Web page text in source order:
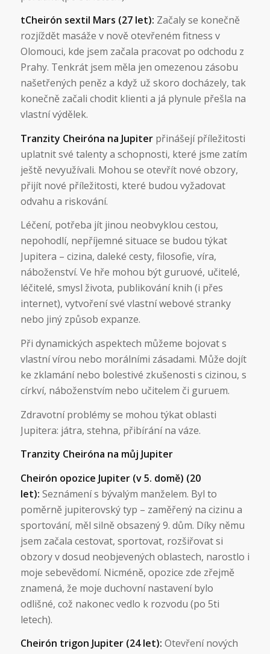
tCheirón sextil Mars (27 let): Začaly se konečně
rozjíždět masáže v nově otevřeném fitness v
Olomouci, kde jsem začala pracovat po odchodu z
Prahy. Tenkrát jsem měla jen omezenou zásobu
našetřených peněz a když už skoro docházely, tak
konečně začali chodit klienti a já plynule přešla na
vlastní výdělek.
Tranzity Cheiróna na Jupiterpřinášejí příležitosti
uplatnit své talenty a schopnosti, které jsme zatím
ještě nevyužívali. Mohou se otevřít nové obzory,
přijít nové příležitosti, které budou vyžadovat
odvahu a riskování.
Léčení, potřeba jít jinou neobvyklou cestou,
nepohodlí, nepříjemné situace se budou týkat
Jupitera – cizina, daleké cesty, filosofie, víra,
náboženství. Ve hře mohou být guruové, učitelé,
léčitelé, smysl života, publikování knih (i přes
internet), vytvoření své vlastní webové stranky
nebo jiný způsob expanze.
Při dynamických aspektech můžeme bojovat s
vlastní vírou nebo morálními zásadami. Může dojít
ke zklamání nebo bolestivé zkušenosti s cizinou, s
církví, náboženstvím nebo učitelem či guruem.
Zdravotní problémy se mohou týkat oblasti
Jupitera: játra, stehna, přibírání na váze.
Tranzity Cheiróna na můj Jupiter
Cheirón opozice Jupiter (v 5. domě) (20
let): Seznámení s bývalým manželem. Byl to
poměrně jupiterovský typ – zaměřený na cizinu a
sportování, měl silně obsazený 9. dům. Díky němu
jsem začala cestovat, sportovat, rozšiřovat si
obzory v dosud neobjevených oblastech, narostlo i
moje sebevědomí. Nicméně, opozice zde zřejmě
znamená, že moje duchovní nastavení bylo
odlišné, což nakonec vedlo k rozvodu (po 5ti
letech).
Cheirón trigon Jupiter (24 let): Otevření nových